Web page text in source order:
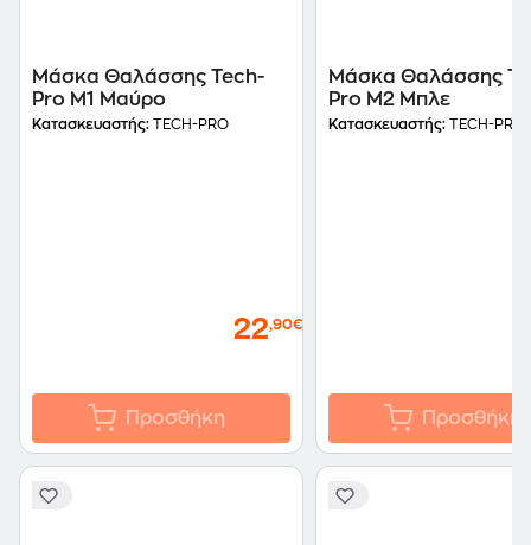
Μάσκα Θαλάσσης Tech-
Pro M1 Μαύρο
Κατασκευαστής: TECH-PRO
22,90€
Προσθήκη
Μάσκα Θαλάσσης
Pro M2 Μπλε
Κατασκευαστής: TECH-PRO
Προσθήκη